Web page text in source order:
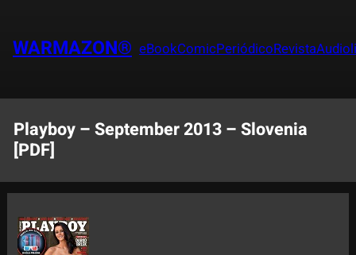
contenido
WARMAZON® eBookComicPeriódicoRevista
Playboy – September 2013 – Slovenia
[PDF]